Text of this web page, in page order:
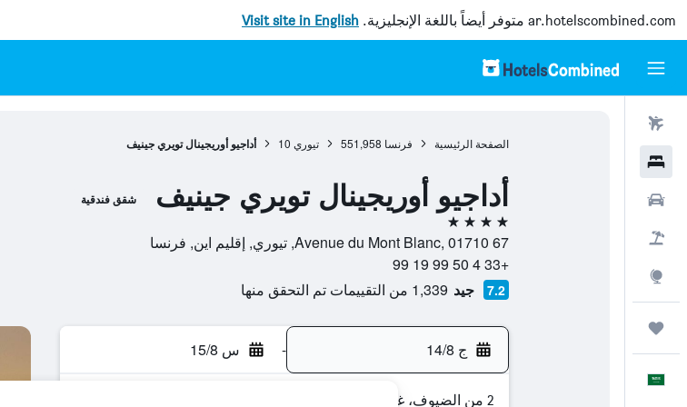
ar.hotelscombined.com متوفر أيضاً باللغة الإنجليزية. Visit site in English
الصفحة الرئيسية فرنسا 551,958 تيوري 10 أداجيو أوريجينال تويري جينيف
أداجيو أوريجينال تويري جينيف شقق فندقية
4 نجوم
67 Avenue du Mont Blanc, 01710, تيوري, إقليم اين, فرنسا
+33 4 50 99 19 99
7.2 جيد 1,339 من التقييمات تم التحقق منها
ج 14/8 - س 15/8
2 من الضيوف، غرفة واحدة